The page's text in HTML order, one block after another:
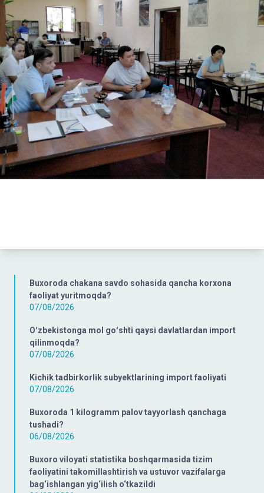
Buxoroda chakana savdo sohasida qancha korxona
faoliyat yuritmoqda?
07/08/2026
Oʻzbekistonga mol goʻshti qaysi davlatlardan import
qilinmoqda?
07/08/2026
Kichik tadbirkorlik subyektlarining import faoliyati
07/08/2026
Buxoroda 1 kilogramm palov tayyorlash qanchaga
tushadi?
06/08/2026
Buxoro viloyati statistika boshqarmasida tizim
faoliyatini takomillashtirish va ustuvor vazifalarga
bag‘ishlangan yig‘ilish o‘tkazildi